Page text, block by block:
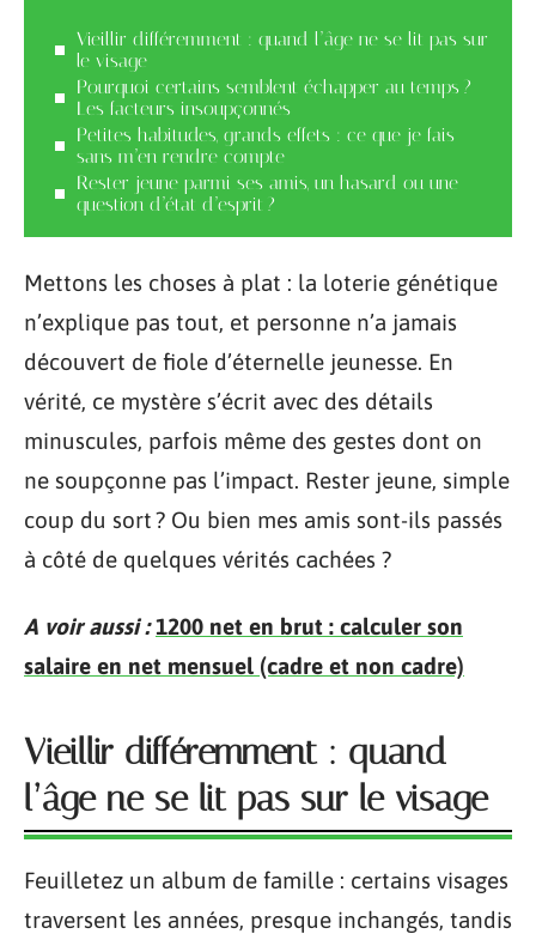
Vieillir différemment : quand l’âge ne se lit pas sur
le visage
Pourquoi certains semblent échapper au temps ?
Les facteurs insoupçonnés
Petites habitudes, grands effets : ce que je fais
sans m’en rendre compte
Rester jeune parmi ses amis, un hasard ou une
question d’état d’esprit ?
Mettons les choses à plat : la loterie génétique
n’explique pas tout, et personne n’a jamais
découvert de fiole d’éternelle jeunesse. En
vérité, ce mystère s’écrit avec des détails
minuscules, parfois même des gestes dont on
ne soupçonne pas l’impact. Rester jeune, simple
coup du sort ? Ou bien mes amis sont-ils passés
à côté de quelques vérités cachées ?
A voir aussi : 1200 net en brut : calculer son
salaire en net mensuel (cadre et non cadre)
Vieillir différemment : quand
l’âge ne se lit pas sur le visage
Feuilletez un album de famille : certains visages
traversent les années, presque inchangés, tandis